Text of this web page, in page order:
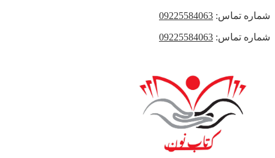
شماره تماس: 09225584063
شماره تماس: 09225584063